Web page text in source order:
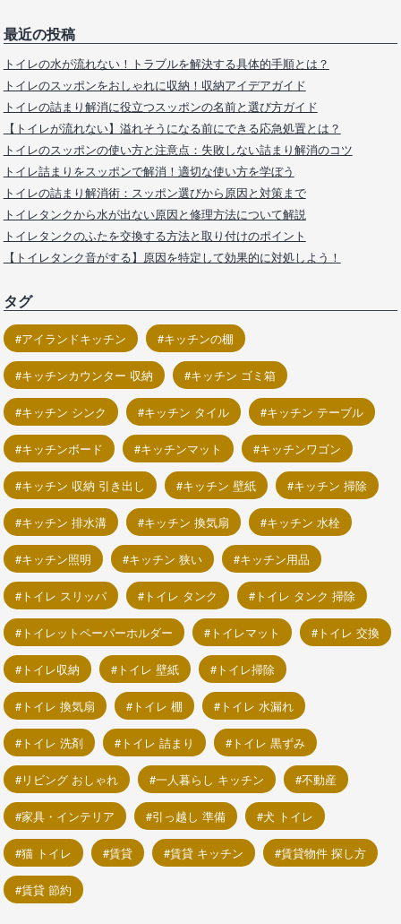
最近の投稿
トイレの水が流れない！トラブルを解決する具体的手順とは？
トイレのスッポンをおしゃれに収納！収納アイデアガイド
トイレの詰まり解消に役立つスッポンの名前と選び方ガイド
【トイレが流れない】溢れそうになる前にできる応急処置とは？
トイレのスッポンの使い方と注意点：失敗しない詰まり解消のコツ
トイレ詰まりをスッポンで解消！適切な使い方を学ぼう
トイレの詰まり解消術：スッポン選びから原因と対策まで
トイレタンクから水が出ない原因と修理方法について解説
トイレタンクのふたを交換する方法と取り付けのポイント
【トイレタンク音がする】原因を特定して効果的に対処しよう！
タグ
アイランドキッチン キッチンの棚
キッチンカウンター 収納 キッチン ゴミ箱
キッチン シンク キッチン タイル キッチン テーブル
キッチンボード キッチンマット キッチンワゴン
キッチン 収納 引き出し キッチン 壁紙 キッチン 掃除
キッチン 排水溝 キッチン 換気扇 キッチン 水栓
キッチン照明 キッチン 狭い キッチン用品
トイレ スリッパ トイレ タンク トイレ タンク 掃除
トイレットペーパーホルダー トイレマット トイレ 交換
トイレ収納 トイレ 壁紙 トイレ掃除
トイレ 換気扇 トイレ 棚 トイレ 水漏れ
トイレ 洗剤 トイレ 詰まり トイレ 黒ずみ
リビング おしゃれ 一人暮らし キッチン 不動産
家具・インテリア 引っ越し 準備 犬 トイレ
猫 トイレ 賃貸 賃貸 キッチン 賃貸物件 探し方
賃貸 節約